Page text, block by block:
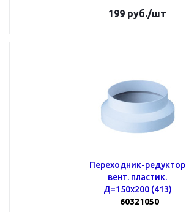
199 руб./шт
Переходник-редуктор
вент. пластик.
Д=150х200 (413)
60321050